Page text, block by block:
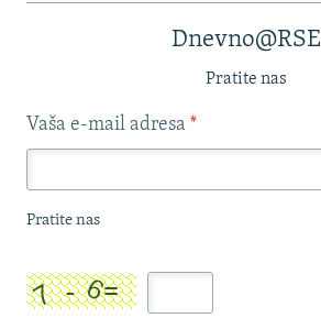
Dnevno@RSE
Pratite nas
Vaša e-mail adresa *
Pratite nas